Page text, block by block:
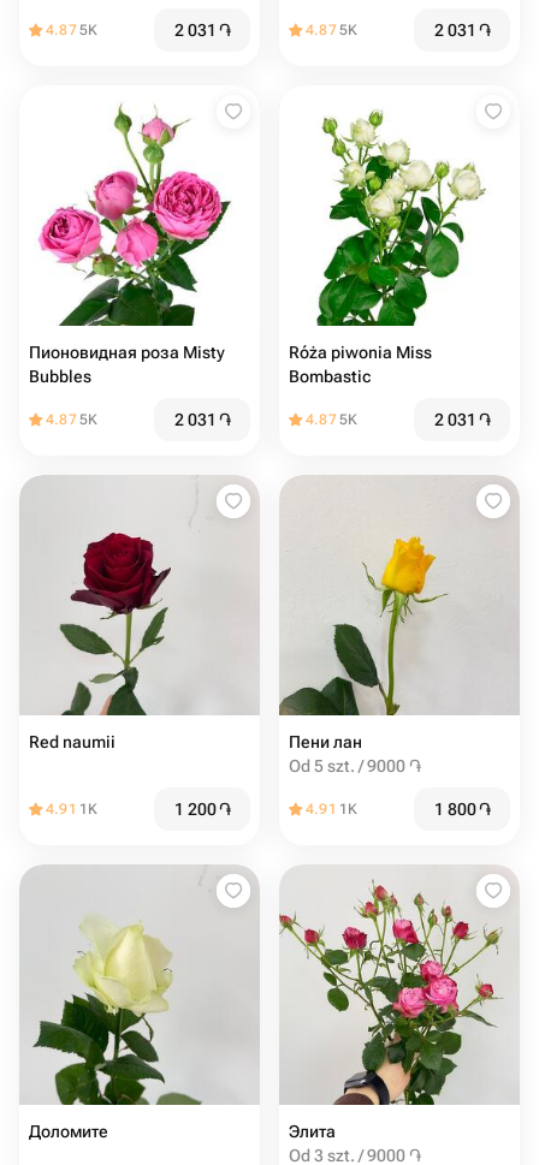
4.875K 2 031 ֏ 4.875K 2 031 ֏
Пионовидная роза Misty
Bubbles
4.875K 2 031 ֏
Róża piwonia Miss
Bombastic
4.875K 2 031 ֏
Red naumii
4.91 1K 1 200֏
Пени лан
Od 5 szt. / 9000 ֏
4.91 1K 1 800֏
Доломите
Элита
Od 3 szt. / 9000 ֏